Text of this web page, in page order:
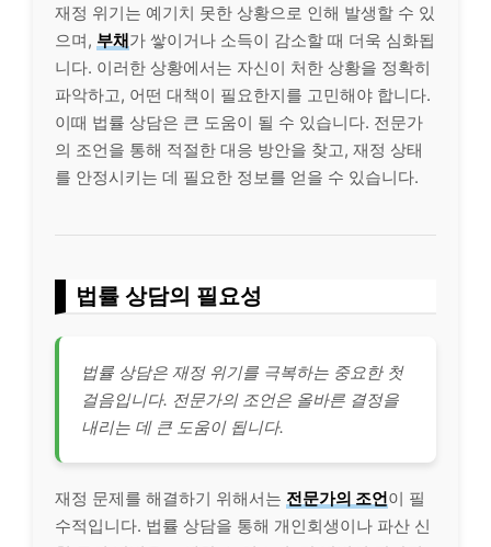
재정 위기는 예기치 못한 상황으로 인해 발생할 수 있
으며, 부채가 쌓이거나 소득이 감소할 때 더욱 심화됩
니다. 이러한 상황에서는 자신이 처한 상황을 정확히
파악하고, 어떤 대책이 필요한지를 고민해야 합니다.
이때 법률 상담은 큰 도움이 될 수 있습니다. 전문가
의 조언을 통해 적절한 대응 방안을 찾고, 재정 상태
를 안정시키는 데 필요한 정보를 얻을 수 있습니다.
법률 상담의 필요성
법률 상담은 재정 위기를 극복하는 중요한 첫
걸음입니다. 전문가의 조언은 올바른 결정을
내리는 데 큰 도움이 됩니다.
재정 문제를 해결하기 위해서는 전문가의 조언이 필
수적입니다. 법률 상담을 통해 개인회생이나 파산 신